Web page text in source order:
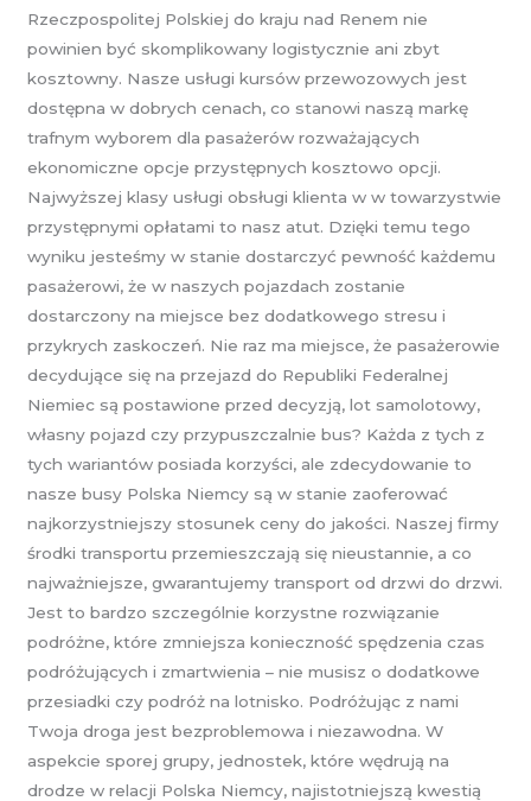
Rzeczpospolitej Polskiej do kraju nad Renem nie
powinien być skomplikowany logistycznie ani zbyt
kosztowny. Nasze usługi kursów przewozowych jest
dostępna w dobrych cenach, co stanowi naszą markę
trafnym wyborem dla pasażerów rozważających
ekonomiczne opcje przystępnych kosztowo opcji.
Najwyższej klasy usługi obsługi klienta w w towarzystwie
przystępnymi opłatami to nasz atut. Dzięki temu tego
wyniku jesteśmy w stanie dostarczyć pewność każdemu
pasażerowi, że w naszych pojazdach zostanie
dostarczony na miejsce bez dodatkowego stresu i
przykrych zaskoczeń. Nie raz ma miejsce, że pasażerowie
decydujące się na przejazd do Republiki Federalnej
Niemiec są postawione przed decyzją, lot samolotowy,
własny pojazd czy przypuszczalnie bus? Każda z tych z
tych wariantów posiada korzyści, ale zdecydowanie to
nasze busy Polska Niemcy są w stanie zaoferować
najkorzystniejszy stosunek ceny do jakości. Naszej firmy
środki transportu przemieszczają się nieustannie, a co
najważniejsze, gwarantujemy transport od drzwi do drzwi.
Jest to bardzo szczególnie korzystne rozwiązanie
podróżne, które zmniejsza konieczność spędzenia czas
podróżujących i zmartwienia – nie musisz o dodatkowe
przesiadki czy podróż na lotnisko. Podróżując z nami
Twoja droga jest bezproblemowa i niezawodna. W
aspekcie sporej grupy, jednostek, które wędrują na
drodze w relacji Polska Niemcy, najistotniejszą kwestią